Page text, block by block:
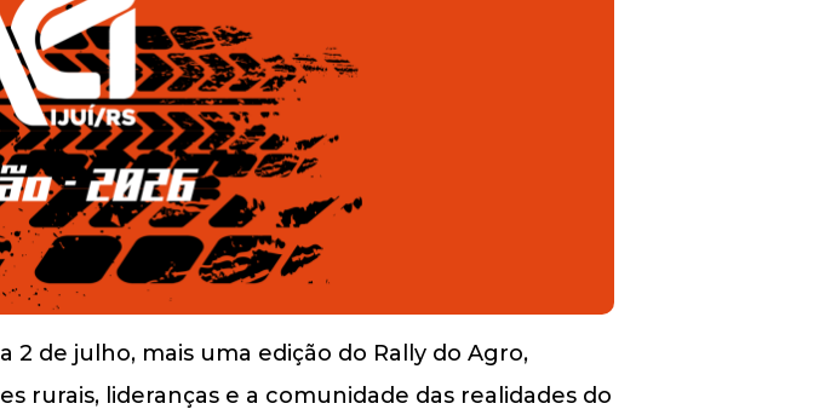
de julho, mais uma edição do Rally do Agro,
rurais, lideranças e a comunidade das realidades do